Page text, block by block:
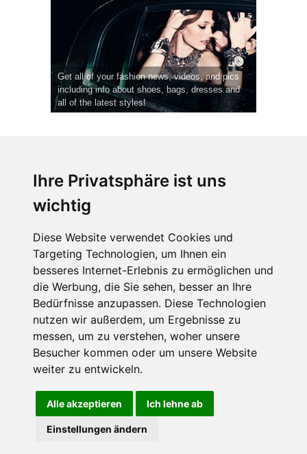
Ihre Privatsphäre ist uns
wichtig
Diese Website verwendet Cookies und
Targeting Technologien, um Ihnen ein
besseres Internet-Erlebnis zu ermöglichen und
die Werbung, die Sie sehen, besser an Ihre
Bedürfnisse anzupassen. Diese Technologien
nutzen wir außerdem, um Ergebnisse zu
messen, um zu verstehen, woher unsere
Besucher kommen oder um unsere Website
weiter zu entwickeln.
Alle akzeptieren Ich lehne ab
Einstellungen ändern
Get all of your fashion news, videos, and pics
including info about shoes, bags, dresses and
all of the latest styles!
CPost.org© 2013-2023 The Celebrity Post.
Terms of Use Privacy | Cookies Policy( Einstellungen ändern
About Us
Advertising
Contact Us
YouTube